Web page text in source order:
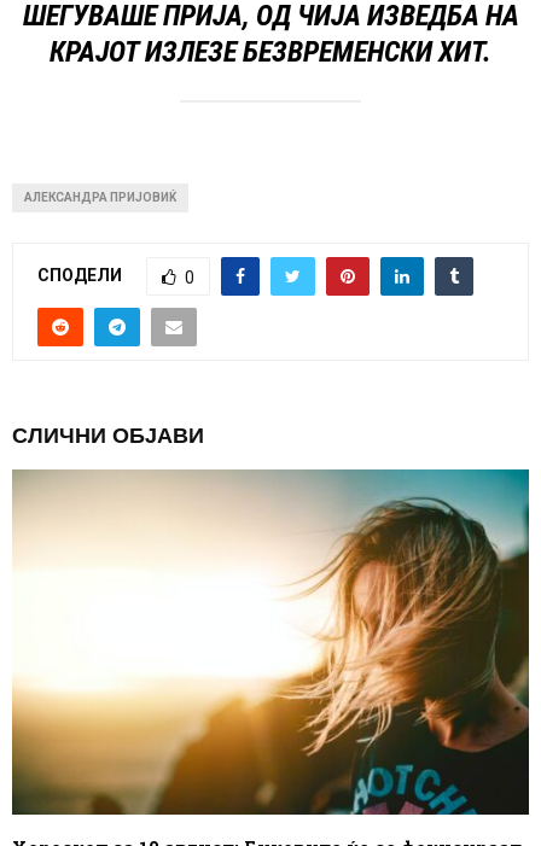
ШЕГУВАШЕ ПРИЈА, ОД ЧИЈА ИЗВЕДБА НА
КРАЈОТ ИЗЛЕЗЕ БЕЗВРЕМЕНСКИ ХИТ.
АЛЕКСАНДРА ПРИЈОВИЌ
СПОДЕЛИ 0
СЛИЧНИ ОБЈАВИ